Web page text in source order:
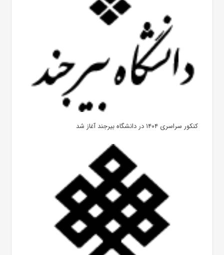
کنکور سراسری ۱۴۰۴ در دانشگاه بیرجند آغاز شد